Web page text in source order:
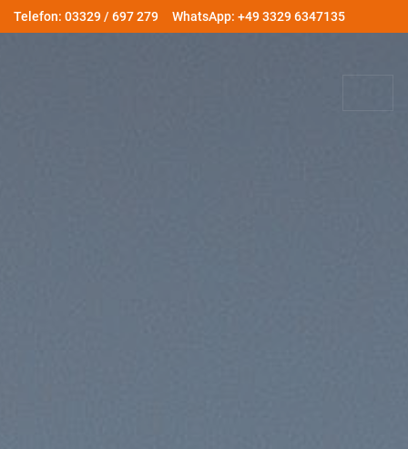
Telefon: 03329 / 697 279 WhatsApp: +49 3329 6347135